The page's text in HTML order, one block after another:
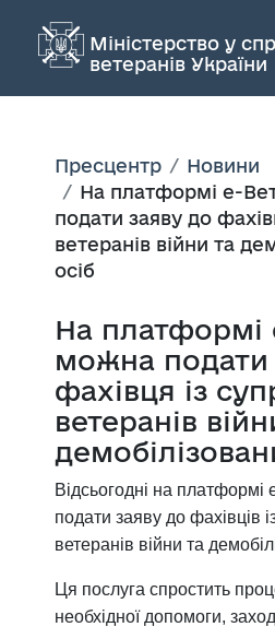
Міністерство у
ветеранів України
Пресцентр
Новини
На платформі е-
подати заяву до
ветеранів війни та
осіб
На платформі
можна подати
фахівця із
ветеранів
Відсьогодні на
подати заяву до фахівців
ветеранів війни та
Ця послуга спростить
необхідної допомоги,